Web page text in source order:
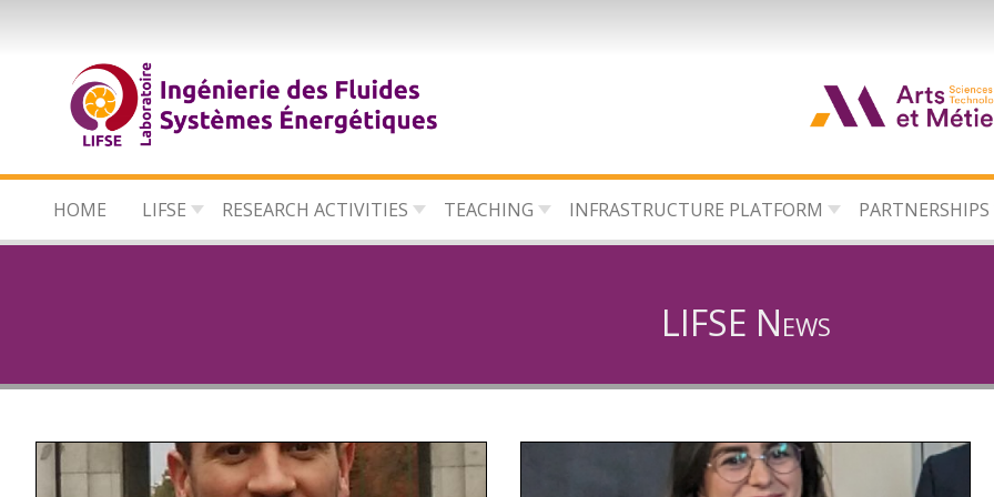
HOME LIFSE RESEARCH ACTIVITIES TEACHING INFRASTRUCTURE PLATFORM PARTNERSHIPS
LIFSE News